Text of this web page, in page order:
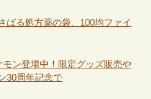
ばる処方薬の袋、100均ファイ
ン登場中！限定グッズ販売や
30周年記念で